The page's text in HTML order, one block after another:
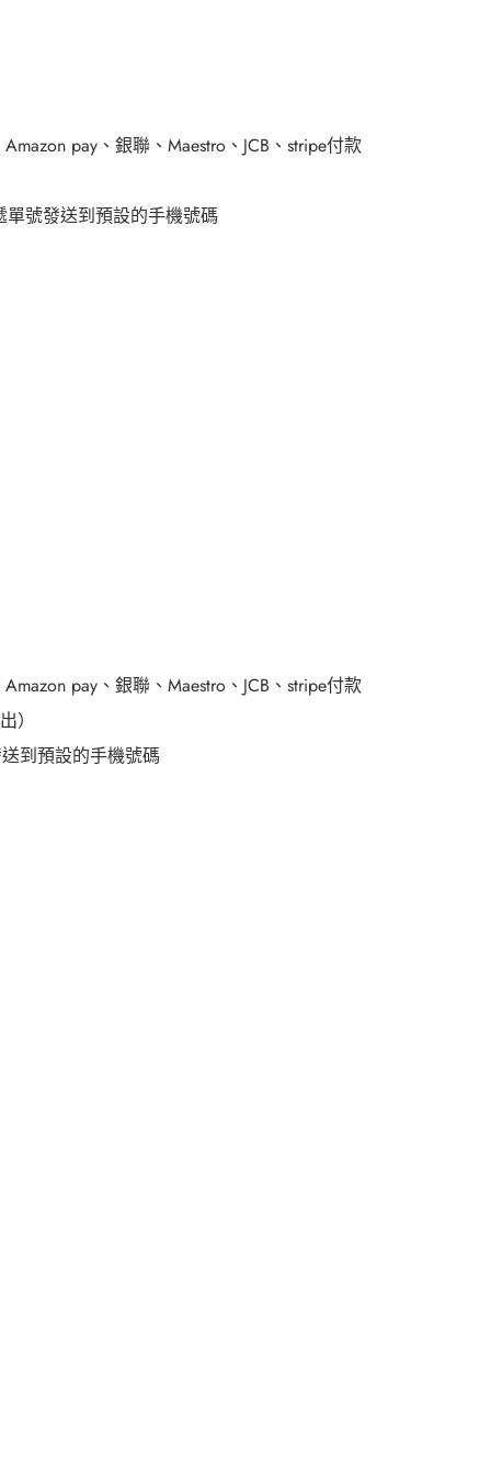
Amazon pay、銀聯、 Maestro、 JCB 、 stripe付款
號發送到預設的手機號碼
Amazon pay、銀聯、 Maestro、 JCB 、 stripe付款
）
到預設的手機號碼